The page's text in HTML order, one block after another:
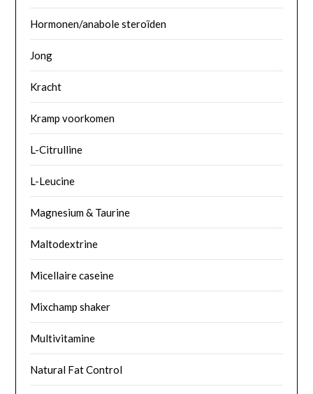
Hormonen/anabole steroïden
Jong
Kracht
Kramp voorkomen
L-Citrulline
L-Leucine
Magnesium & Taurine
Maltodextrine
Micellaire caseine
Mixchamp shaker
Multivitamine
Natural Fat Control